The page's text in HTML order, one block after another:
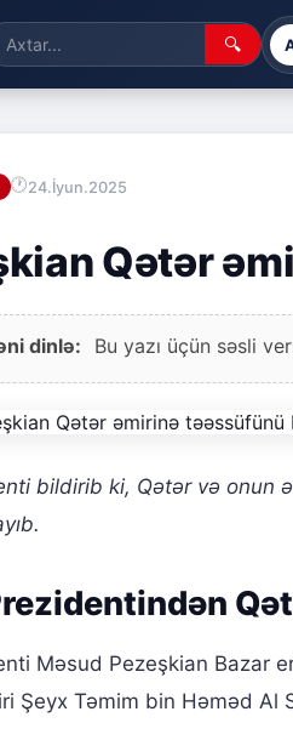
🔍
24.İyun.2025
Qətər
dinlə: Bu yazı üçün səsli
bildirib ki, Qətər və onun
Məsud Pezeşkian Bazar
Şeyx Təmim bin Həməd Al